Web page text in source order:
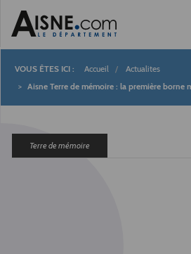
Fil
Accueil
Actualites
Aisne Terre de mémoire : la première borne
Terre de mémoire